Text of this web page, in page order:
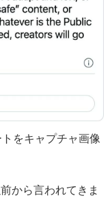
をキャプチャ画像
から言われてきま